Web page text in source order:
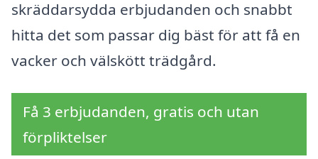
skräddarsydda erbjudanden och snabbt
hitta det som passar dig bäst för att få en
vacker och välskött trädgård.
Få 3 erbjudanden, gratis och utan
förpliktelser